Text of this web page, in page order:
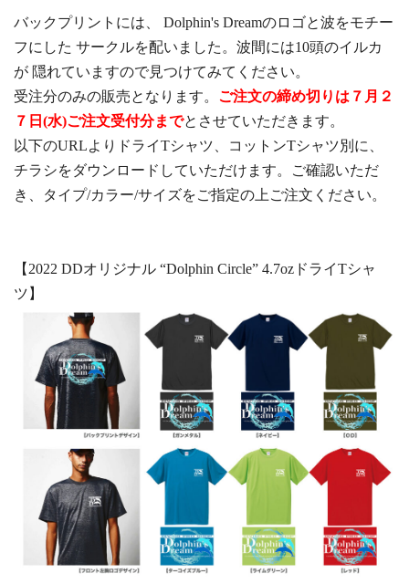
バックプリントには、 Dolphin's Dreamのロゴと波をモチー
フにした サークルを配いました。波間には10頭のイルカ
が 隠れていますので見つけてみてください。
受注分のみの販売となります。 ご注文の締め切りは７月２
７日(水)ご注文受付分までとさせていただきます。
以下のURLよりドライTシャツ、コットンTシャツ別に、
チラシをダウンロードしていただけます。ご確認いただ
き、タイプ/カラー/サイズをご指定の上ご注文ください。
【2022 DDオリジナル “Dolphin Circle” 4.7ozドライTシャ
ツ】